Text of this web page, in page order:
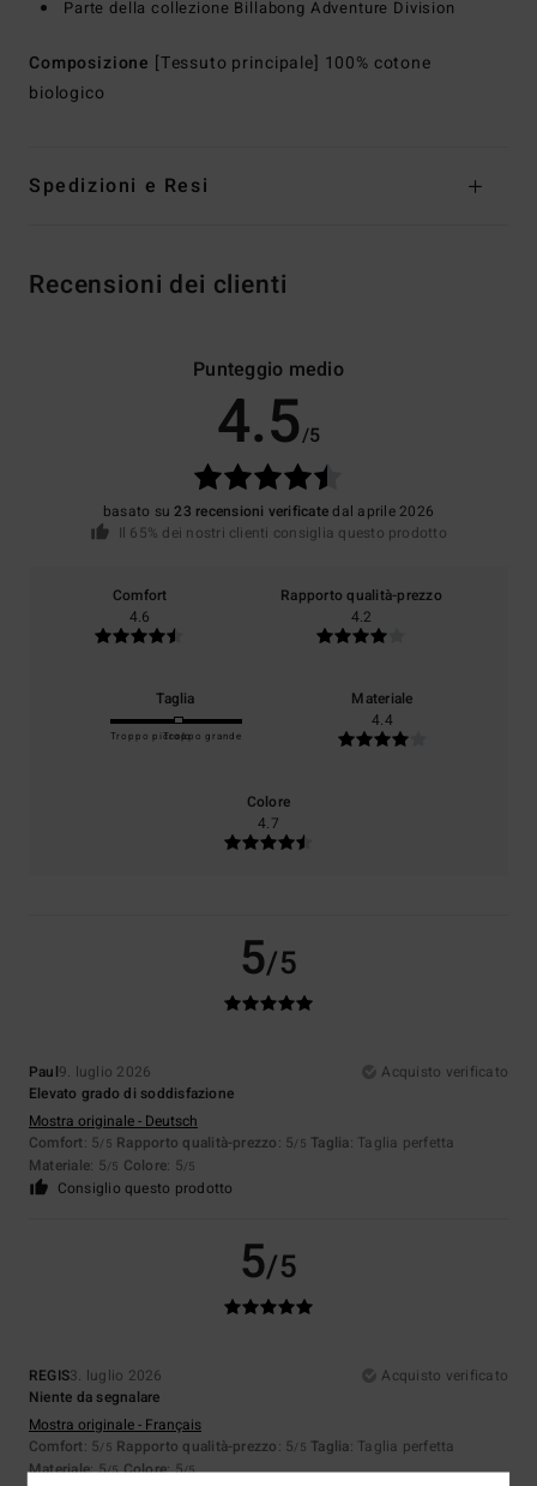
Parte della collezione Billabong Adventure Division
Composizione [Tessuto principale] 100% cotone
biologico
Spedizioni e Resi
Recensioni dei clienti
Punteggio medio
4.5/5
basato su23 recensioni verificatedal aprile 2026
Il 65% dei nostri clienti consiglia questo prodotto
Comfort
4.6
Rapporto qualità-prezzo
4.2
Taglia
Troppo piccoloTroppo grande
Materiale
4.4
Colore
4.7
5/5
Paul9. luglio 2026
Acquisto verificato
Elevato grado di soddisfazione
Mostra originale - Deutsch
Comfort: 5/5 Rapporto qualità-prezzo: 5/5 Taglia: Taglia perfetta
Materiale: 5/5 Colore: 5/5
Consiglio questo prodotto
5/5
REGIS3. luglio 2026
Acquisto verificato
Niente da segnalare
Mostra originale - Français
Comfort: 5/5 Rapporto qualità-prezzo: 5/5 Taglia: Taglia perfetta
Materiale: 5/5 Colore: 5/5